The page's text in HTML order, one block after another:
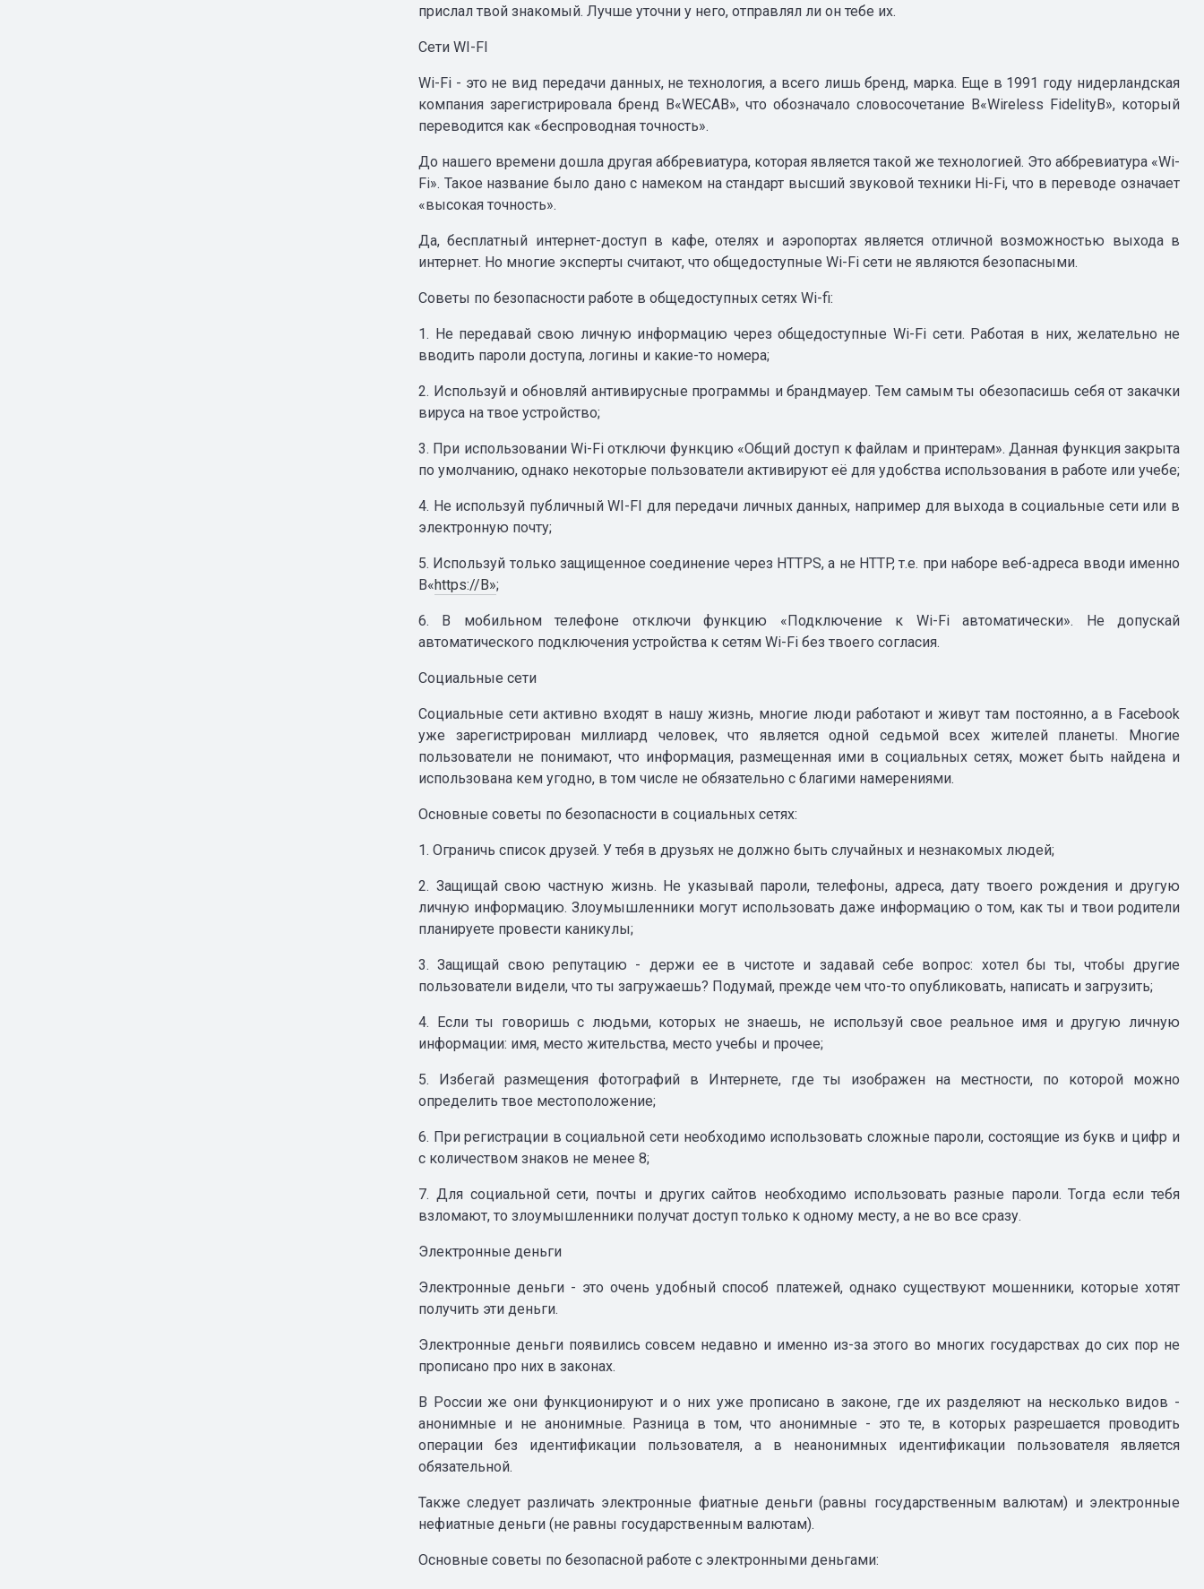
прислал твой знакомый. Лучше уточни у него, отправлял ли он тебе их.
Сети WI-FI
Wi-Fi - это не вид передачи данных, не технология, а всего лишь бренд, марка. Еще в 1991 году нидерландская
компания зарегистрировала бренд В«WECAВ», что обозначало словосочетание В«Wireless FidelityВ», который
переводится как «беспроводная точность».
До нашего времени дошла другая аббревиатура, которая является такой же технологией. Это аббревиатура «Wi-
Fi». Такое название было дано с намеком на стандарт высший звуковой техники Hi-Fi, что в переводе означает
«высокая точность».
Да, бесплатный интернет-доступ в кафе, отелях и аэропортах является отличной возможностью выхода в
интернет. Но многие эксперты считают, что общедоступные Wi-Fi сети не являются безопасными.
Советы по безопасности работе в общедоступных сетях Wi-fi:
1. Не передавай свою личную информацию через общедоступные Wi-Fi сети. Работая в них, желательно не
вводить пароли доступа, логины и какие-то номера;
2. Используй и обновляй антивирусные программы и брандмауер. Тем самым ты обезопасишь себя от закачки
вируса на твое устройство;
3. При использовании Wi-Fi отключи функцию «Общий доступ к файлам и принтерам». Данная функция закрыта
по умолчанию, однако некоторые пользователи активируют её для удобства использования в работе или учебе;
4. Не используй публичный WI-FI для передачи личных данных, например для выхода в социальные сети или в
электронную почту;
5. Используй только защищенное соединение через HTTPS, а не HTTP, т.е. при наборе веб-адреса вводи именно
В«https://В»;
6. В мобильном телефоне отключи функцию «Подключение к Wi-Fi автоматически». Не допускай
автоматического подключения устройства к сетям Wi-Fi без твоего согласия.
Социальные сети
Социальные сети активно входят в нашу жизнь, многие люди работают и живут там постоянно, а в Facebook
уже зарегистрирован миллиард человек, что является одной седьмой всех жителей планеты. Многие
пользователи не понимают, что информация, размещенная ими в социальных сетях, может быть найдена и
использована кем угодно, в том числе не обязательно с благими намерениями.
Основные советы по безопасности в социальных сетях:
1. Ограничь список друзей. У тебя в друзьях не должно быть случайных и незнакомых людей;
2. Защищай свою частную жизнь. Не указывай пароли, телефоны, адреса, дату твоего рождения и другую
личную информацию. Злоумышленники могут использовать даже информацию о том, как ты и твои родители
планируете провести каникулы;
3. Защищай свою репутацию - держи ее в чистоте и задавай себе вопрос: хотел бы ты, чтобы другие
пользователи видели, что ты загружаешь? Подумай, прежде чем что-то опубликовать, написать и загрузить;
4. Если ты говоришь с людьми, которых не знаешь, не используй свое реальное имя и другую личную
информации: имя, место жительства, место учебы и прочее;
5. Избегай размещения фотографий в Интернете, где ты изображен на местности, по которой можно
определить твое местоположение;
6. При регистрации в социальной сети необходимо использовать сложные пароли, состоящие из букв и цифр и
с количеством знаков не менее 8;
7. Для социальной сети, почты и других сайтов необходимо использовать разные пароли. Тогда если тебя
взломают, то злоумышленники получат доступ только к одному месту, а не во все сразу.
Электронные деньги
Электронные деньги - это очень удобный способ платежей, однако существуют мошенники, которые хотят
получить эти деньги.
Электронные деньги появились совсем недавно и именно из-за этого во многих государствах до сих пор не
прописано про них в законах.
В России же они функционируют и о них уже прописано в законе, где их разделяют на несколько видов -
анонимные и не анонимные. Разница в том, что анонимные - это те, в которых разрешается проводить
операции без идентификации пользователя, а в неанонимных идентификации пользователя является
обязательной.
Также следует различать электронные фиатные деньги (равны государственным валютам) и электронные
нефиатные деньги (не равны государственным валютам).
Основные советы по безопасной работе с электронными деньгами: